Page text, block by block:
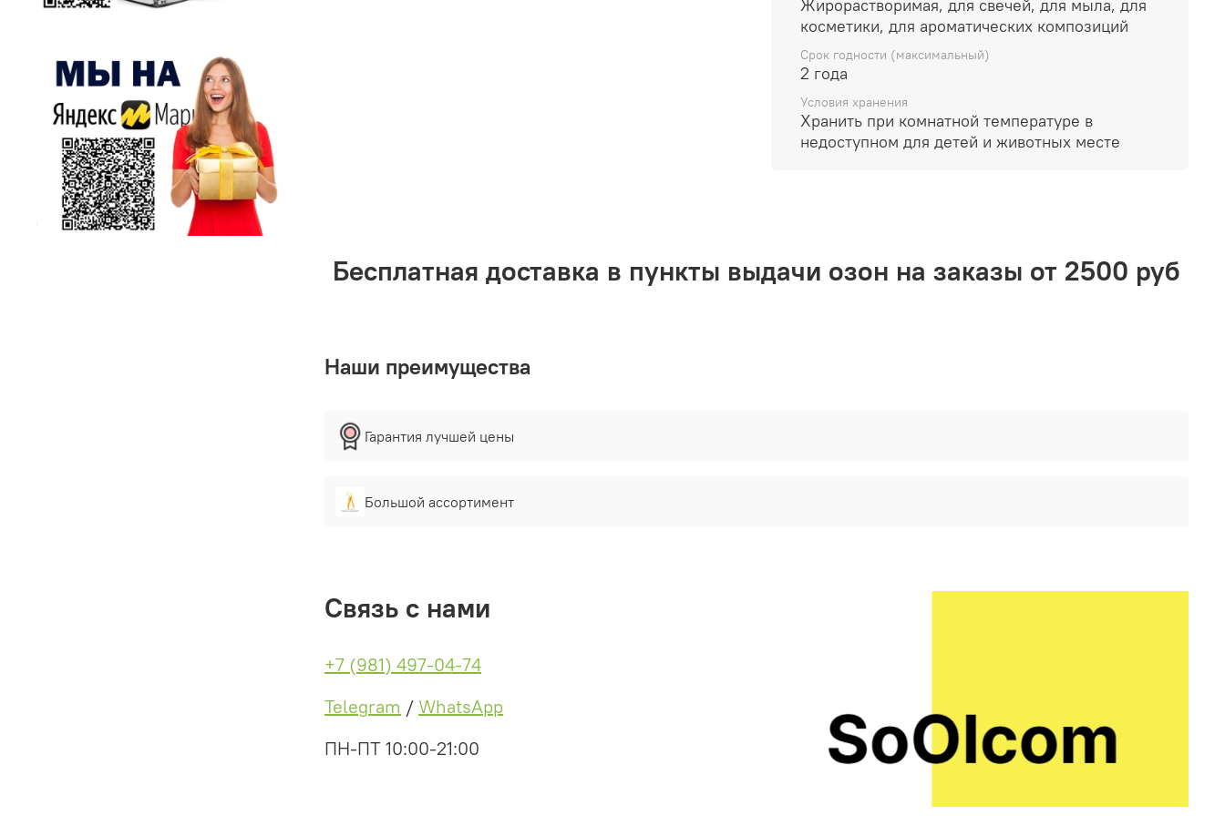
Очищающие продукты до 5%
Подходит для использования в мыле с нуля
Жирорастворимая, для свечей, для мыла, для
косметики, для ароматических композиций
Срок годности (максимальный)
2 года
Условия хранения
Хранить при комнатной температуре в
недоступном для детей и животных месте
Бесплатная доставка в пункты выдачи озон на заказы от 2500 руб
Наши преимущества
Гарантия лучшей цены
Большой ассортимент
Связь с нами
+7 (981) 497-04-74
Telegram / WhatsApp
ПН-ПТ 10:00-21:00